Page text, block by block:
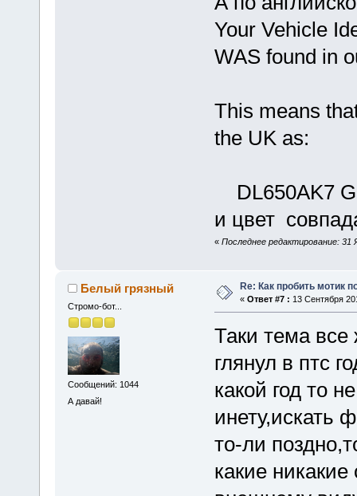
Your Vehicle
WAS found in
This means
the UK as:
DL650AK7
и цвет
« Последнее редактирование: 31
Белый грязный
Стромо-бот...
Сообщений: 1044
А давай!
Re: Как пробить мотик
« Ответ #7 : 13 Сентября
Таки тема
глянул в птс
какой год то
инету,искать
то-ли
какие